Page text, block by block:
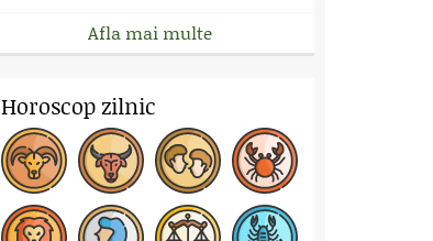
Afla mai multe
Horoscop zilnic